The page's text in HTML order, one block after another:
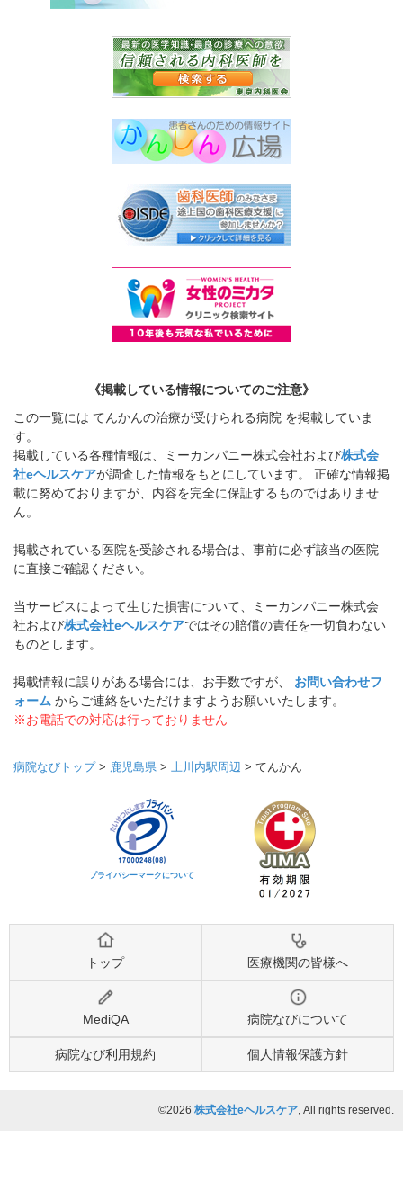
《掲載している情報についてのご注意》
この一覧には てんかんの治療が受けられる病院 を掲載していま
す。
掲載している各種情報は、ミーカンパニー株式会社および株式会
社eヘルスケアが調査した情報をもとにしています。 正確な情報掲
載に努めておりますが、内容を完全に保証するものではありませ
ん。
掲載されている医院を受診される場合は、事前に必ず該当の医院
に直接ご確認ください。
当サービスによって生じた損害について、ミーカンパニー株式会
社および株式会社eヘルスケアではその賠償の責任を一切負わない
ものとします。
掲載情報に誤りがある場合には、お手数ですが、 お問い合わせフ
ォーム からご連絡をいただけますようお願いいたします。
※お電話での対応は行っておりません
病院なびトップ> 鹿児島県 > 上川内駅周辺 > てんかん
プライバシーマークについて
トップ 医療機関の皆様へ
MediQA 病院なびについて
病院なび利用規約 個人情報保護方針
©2026 株式会社eヘルスケア, All rights reserved.